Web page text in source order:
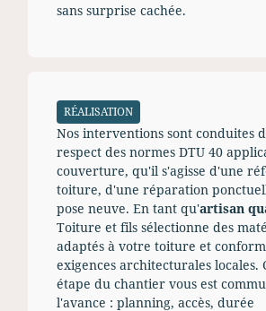
sans surprise cachée.
RÉALISATION
Nos interventions sont conduites
respect des normes DTU 40
couverture, qu'il s'agisse d'une
toiture, d'une réparation
pose neuve. En tant qu'artisan
Toiture et fils sélectionne des
adaptés à votre toiture et
exigences architecturales locales.
étape du chantier vous est
l'avance : planning, accès, durée